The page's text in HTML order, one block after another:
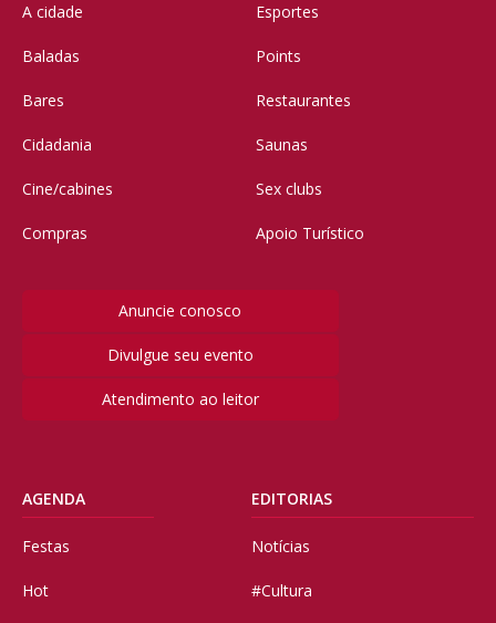
A cidade
Baladas
Bares
Cidadania
Cine/cabines
Compras
Esportes
Points
Restaurantes
Saunas
Sex clubs
Apoio Turístico
Anuncie conosco
Divulgue seu evento
Atendimento ao leitor
AGENDA
Festas
Hot
EDITORIAS
Notícias
#Cultura